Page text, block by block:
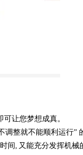
让您梦想成真。
整就不能顺利运行”
间, 又能充分发挥机械